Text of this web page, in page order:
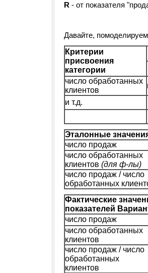
R - от показателя
Давайте,
Критерии
присвоения
категории
число обработанных
клиентов
и т.д.
Эталонные
число продаж
число обработанных
клиентов (для ф-лы)
число продаж / число
обработанных
Фактические
показателей
число продаж
число обработанных
клиентов
число продаж / число
обработанных
клиентов